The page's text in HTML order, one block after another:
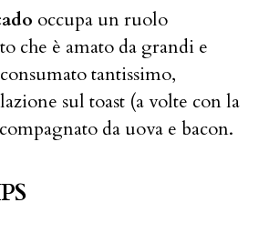
occupa un ruolo
che è amato da grandi e
tantissimo,
sul toast (a volte con la
da uova e bacon.